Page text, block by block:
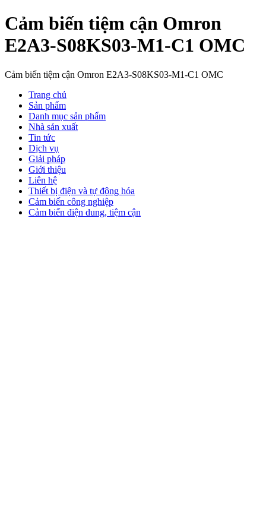
Cảm biến tiệm cận Omron
E2A3-S08KS03-M1-C1 OMC
Cảm biến tiệm cận Omron E2A3-S08KS03-M1-C1 OMC
Trang chủ
Sản phẩm
Danh mục sản phẩm
Nhà sản xuất
Tin tức
Dịch vụ
Giải pháp
Giới thiệu
Liên hệ
Thiết bị điện và tự động hóa
Cảm biến công nghiệp
Cảm biến điện dung, tiệm cận